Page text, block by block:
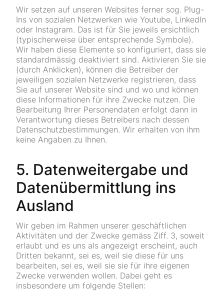
Wir setzen auf unseren Websites ferner sog. Plug-
Ins von sozialen Netzwerken wie Youtube, LinkedIn
oder Instagram. Das ist für Sie jeweils ersichtlich
(typischerweise über entsprechende Symbole).
Wir haben diese Elemente so konfiguriert, dass sie
standardmässig deaktiviert sind. Aktivieren Sie sie
(durch Anklicken), können die Betreiber der
jeweiligen sozialen Netzwerke registrieren, dass
Sie auf unserer Website sind und wo und können
diese Informationen für ihre Zwecke nutzen. Die
Bearbeitung Ihrer Personendaten erfolgt dann in
Verantwortung dieses Betreibers nach dessen
Datenschutzbestimmungen. Wir erhalten von ihm
keine Angaben zu Ihnen.
5. Datenweitergabe und
Datenübermittlung ins
Ausland
Wir geben im Rahmen unserer geschäftlichen
Aktivitäten und der Zwecke gemäss Ziff. 3, soweit
erlaubt und es uns als angezeigt erscheint, auch
Dritten bekannt, sei es, weil sie diese für uns
bearbeiten, sei es, weil sie sie für ihre eigenen
Zwecke verwenden wollen. Dabei geht es
insbesondere um folgende Stellen: